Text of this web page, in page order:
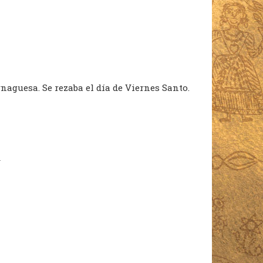
Se rezaba el día de Viernes Santo.